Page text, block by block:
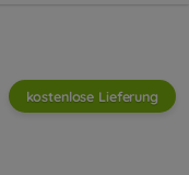
kostenlose Lieferung